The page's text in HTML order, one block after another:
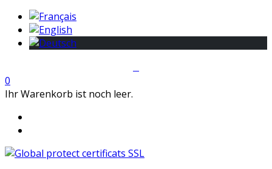
0
Ihr Warenkorb ist noch leer.